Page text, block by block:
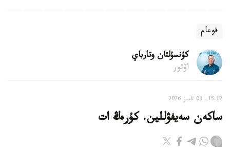
قوعام
كۇنسۇلتان وتارباي
اۆتور
15:12, 08 تامىز 2026
ساكەن سەيفۋللين. كۇرەڭ ات